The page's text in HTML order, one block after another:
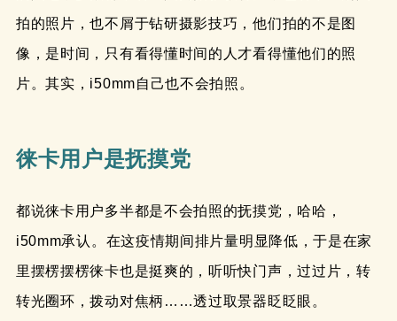
拍的照片，也不屑于钻研摄影技巧，他们拍的不是图
像，是时间，只有看得懂时间的人才看得懂他们的照
片。其实，i50mm自己也不会拍照。
徕卡用户是抚摸党
都说徕卡用户多半都是不会拍照的抚摸党，哈哈，
i50mm承认。在这疫情期间排片量明显降低，于是在家
里摆楞摆楞徕卡也是挺爽的，听听快门声，过过片，转
转光圈环，拨动对焦柄……透过取景器眨眨眼。